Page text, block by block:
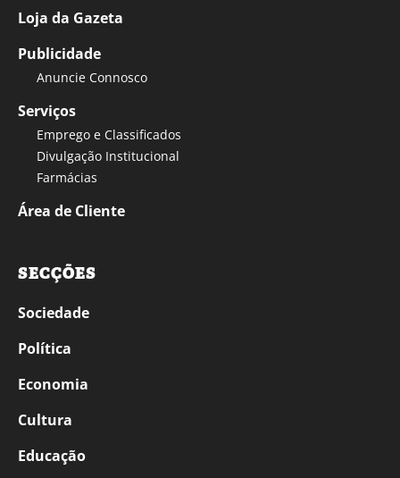
Loja da Gazeta
Publicidade
Anuncie Connosco
Serviços
Emprego e Classificados
Divulgação Institucional
Farmácias
Área de Cliente
SECÇÕES
Sociedade
Política
Economia
Cultura
Educação